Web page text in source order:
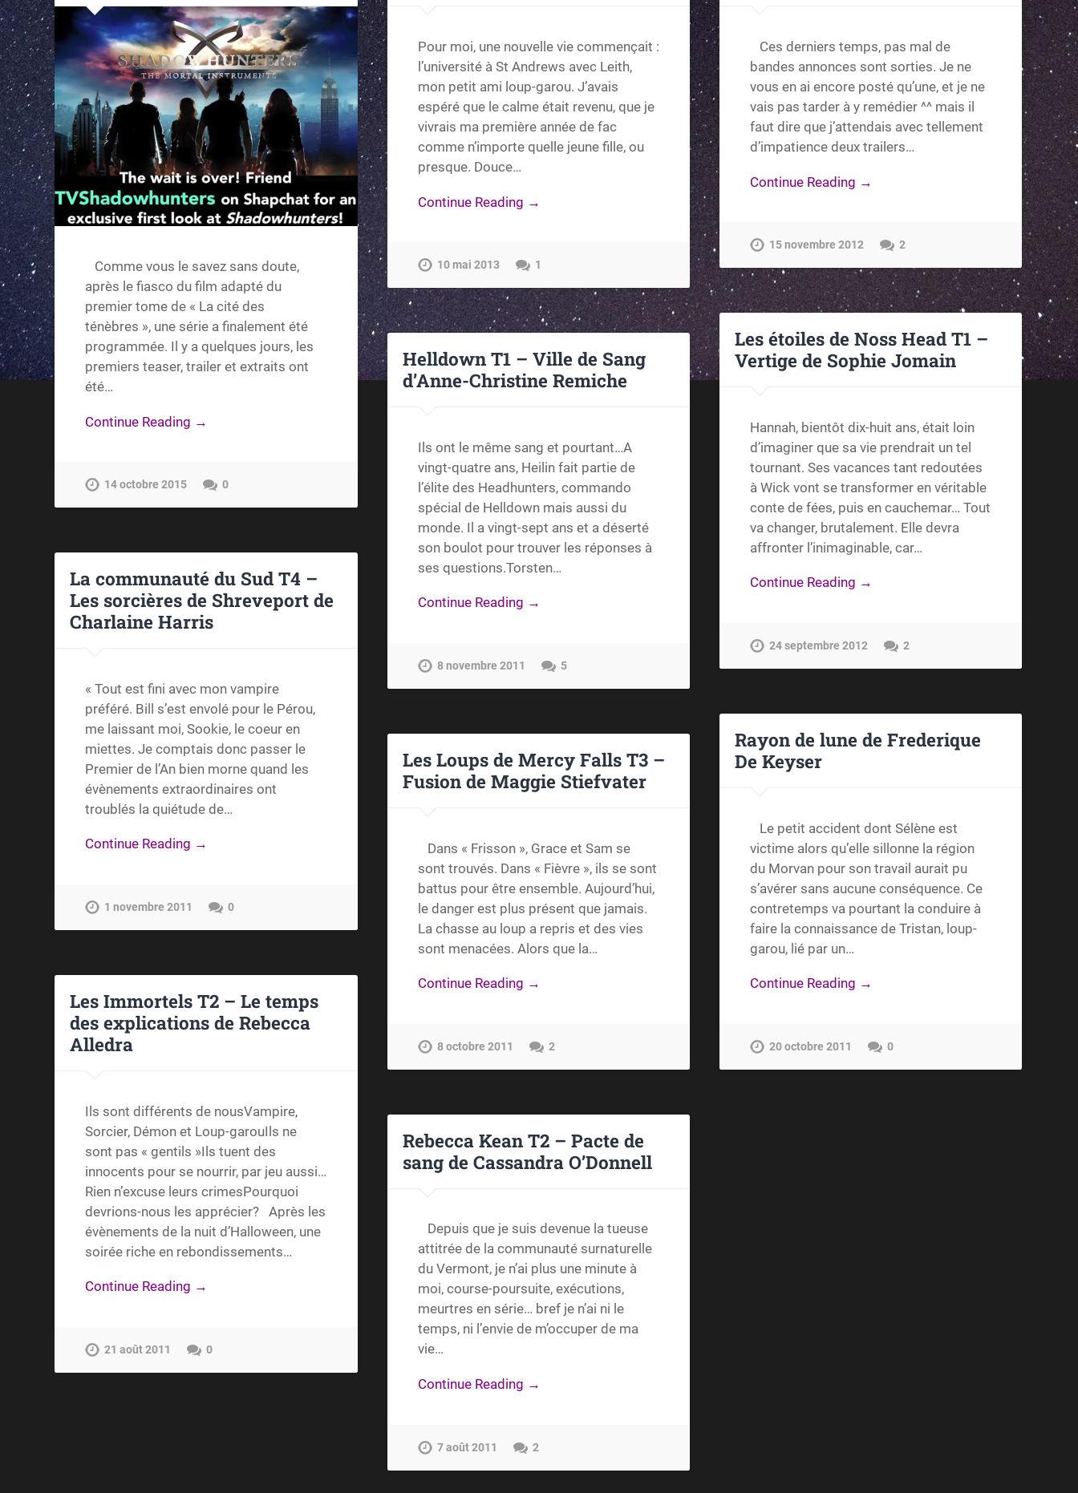
Comme vous le savez sans doute,
après le fiasco du film adapté du
premier tome de « La cité des
ténèbres », une série a finalement été
programmée. Il y a quelques jours, les
premiers teaser, trailer et extraits ont
été…
Continue Reading →
14 octobre 2015 0
Pour moi, une nouvelle vie commençait :
l’université à St Andrews avec Leith,
mon petit ami loup-garou. J’avais
espéré que le calme était revenu, que je
vivrais ma première année de fac
comme n’importe quelle jeune fille, ou
presque. Douce…
Continue Reading →
10 mai 2013 1
Ces derniers temps, pas mal de
bandes annonces sont sorties. Je ne
vous en ai encore posté qu’une, et je ne
vais pas tarder à y remédier ^^ mais il
faut dire que j’attendais avec tellement
d’impatience deux trailers…
Continue Reading →
15 novembre 2012 2
Les étoiles de Noss Head T1 –
Vertige de Sophie Jomain
Hannah, bientôt dix-huit ans, était loin
d’imaginer que sa vie prendrait un tel
tournant. Ses vacances tant redoutées
à Wick vont se transformer en véritable
conte de fées, puis en cauchemar… Tout
va changer, brutalement. Elle devra
affronter l’inimaginable, car…
Continue Reading →
24 septembre 2012 2
Helldown T1 – Ville de Sang
d’Anne-Christine Remiche
Ils ont le même sang et pourtant…A
vingt-quatre ans, Heilin fait partie de
l’élite des Headhunters, commando
spécial de Helldown mais aussi du
monde. Il a vingt-sept ans et a déserté
son boulot pour trouver les réponses à
ses questions.Torsten…
Continue Reading →
8 novembre 2011 5
La communauté du Sud T4 –
Les sorcières de Shreveport de
Charlaine Harris
« Tout est fini avec mon vampire
préféré. Bill s’est envolé pour le Pérou,
me laissant moi, Sookie, le coeur en
miettes. Je comptais donc passer le
Premier de l’An bien morne quand les
évènements extraordinaires ont
troublés la quiétude de…
Continue Reading →
1 novembre 2011 0
Rayon de lune de Frederique
De Keyser
Le petit accident dont Sélène est
victime alors qu’elle sillonne la région
du Morvan pour son travail aurait pu
s’avérer sans aucune conséquence. Ce
contretemps va pourtant la conduire à
faire la connaissance de Tristan, loup-
garou, lié par un…
Continue Reading →
20 octobre 2011 0
Les Loups de Mercy Falls T3 –
Fusion de Maggie Stiefvater
Dans « Frisson », Grace et Sam se
sont trouvés. Dans « Fièvre », ils se sont
battus pour être ensemble. Aujourd’hui,
le danger est plus présent que jamais.
La chasse au loup a repris et des vies
sont menacées. Alors que la…
Continue Reading →
8 octobre 2011 2
Les Immortels T2 – Le temps
des explications de Rebecca
Alledra
Ils sont différents de nousVampire,
Sorcier, Démon et Loup-garouIls ne
sont pas « gentils »Ils tuent des
innocents pour se nourrir, par jeu aussi…
Rien n’excuse leurs crimesPourquoi
devrions-nous les apprécier? Après les
évènements de la nuit d’Halloween, une
soirée riche en rebondissements…
Continue Reading →
21 août 2011 0
Rebecca Kean T2 – Pacte de
sang de Cassandra O’Donnell
Depuis que je suis devenue la tueuse
attitrée de la communauté surnaturelle
du Vermont, je n’ai plus une minute à
moi, course-poursuite, exécutions,
meurtres en série… bref je n’ai ni le
temps, ni l’envie de m’occuper de ma
vie…
Continue Reading →
7 août 2011 2